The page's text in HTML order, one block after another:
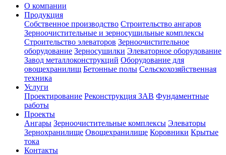
О компании
Продукция
Собственное производство Строительство ангаров
Зерноочистительные и зерносушильные комплексы
Строительство элеваторов Зерноочистительное
оборудование Зерносушилки Элеваторное оборудование
Завод металлоконструкций Оборудование для
овощехранилищ Бетонные полы Сельскохозяйственная
техника
Услуги
Проектирование Реконструкция ЗАВ Фундаментные
работы
Проекты
Ангары Зерноочистительные комплексы Элеваторы
Зернохранилище Овощехранилищe Коровники Крытые
тока
Контакты